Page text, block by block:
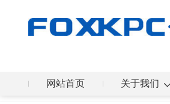
网站首页 关于我们
您的位置： 首页 产品中心 > WK4:3方屏